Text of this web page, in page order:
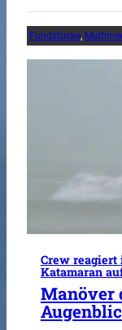
Fundstücke,
Crew reagiert
Katamaran
Manöver